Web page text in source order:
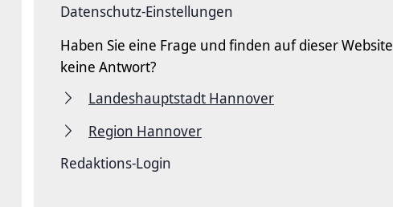
Datenschutz-Einstellungen
Haben Sie eine Frage und finden auf dieser Website
keine Antwort?
Landeshauptstadt Hannover
Region Hannover
Redaktions-Login